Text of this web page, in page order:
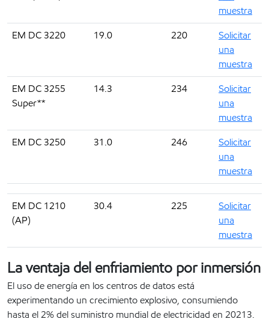
muestra
EM DC 3220
19.0 220
Solicitar
una
muestra
EM DC 3255
Super**
14.3 234
Solicitar
una
muestra
EM DC 3250
31.0 246
Solicitar
una
muestra
EM DC 1210
(AP)
30.4 225
Solicitar
una
muestra
La ventaja del enfriamiento por inmersión
El uso de energía en los centros de datos está
experimentando un crecimiento explosivo, consumiendo
hasta el 2% del suministro mundial de electricidad en 20213.